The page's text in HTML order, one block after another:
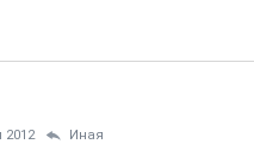
2012 Иная